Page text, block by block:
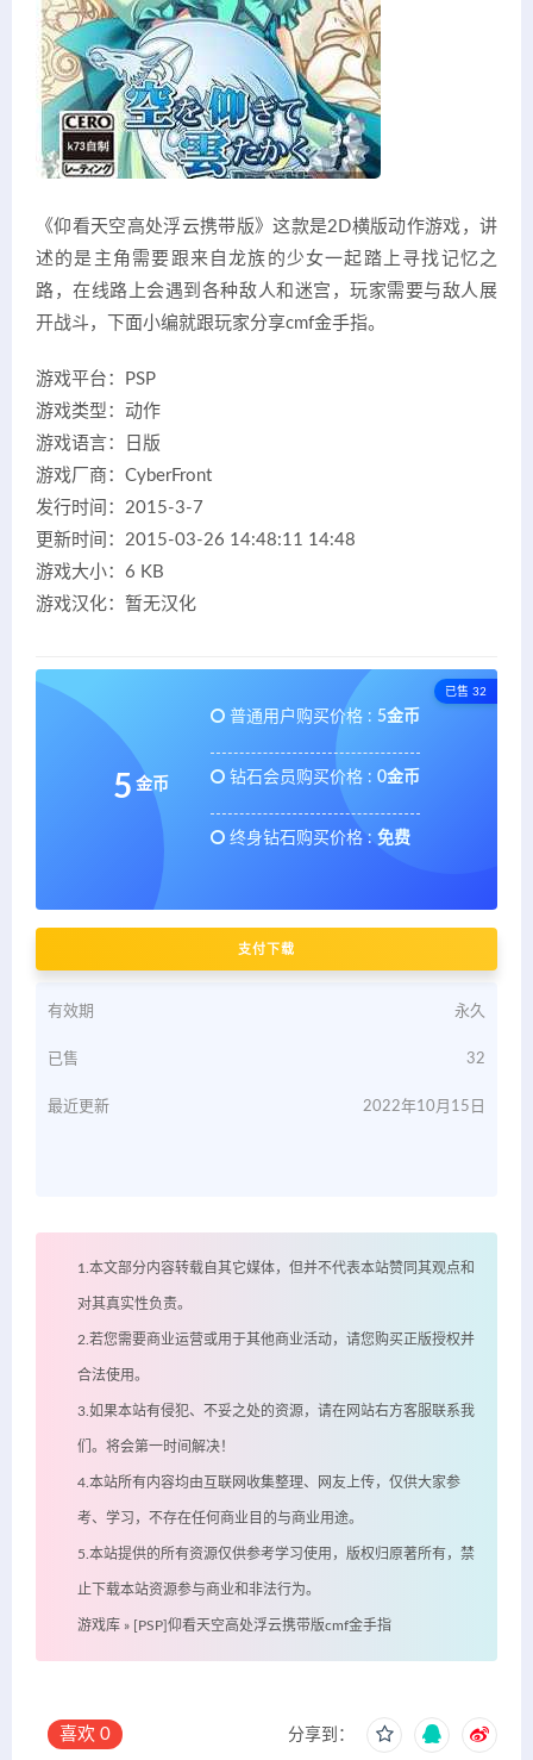
《仰看天空高处浮云携带版》这款是2D横版动作游戏，讲
述的是主角需要跟来自龙族的少女一起踏上寻找记忆之
路，在线路上会遇到各种敌人和迷宫，玩家需要与敌人展
开战斗，下面小编就跟玩家分享cmf金手指。
游戏平台：PSP
游戏类型：动作
游戏语言：日版
游戏厂商：Cyber​​Front
发行时间：2015-3-7
更新时间：2015-03-26 14:48:11 14:48
游戏大小：6 KB
游戏汉化：暂无汉化
已售 32
5 金币
普通用户购买价格 : 5金币
钻石会员购买价格 : 0金币
终身钻石购买价格 : 免费
支付下载
有效期 永久
已售 32
最近更新 2022年10月15日
1.本文部分内容转载自其它媒体，但并不代表本站赞同其观点和
对其真实性负责。
2.若您需要商业运营或用于其他商业活动，请您购买正版授权并
合法使用。
3.如果本站有侵犯、不妥之处的资源，请在网站右方客服联系我
们。将会第一时间解决！
4.本站所有内容均由互联网收集整理、网友上传，仅供大家参
考、学习，不存在任何商业目的与商业用途。
5.本站提供的所有资源仅供参考学习使用，版权归原著所有，禁
止下载本站资源参与商业和非法行为。
游戏库 » [PSP]仰看天空高处浮云携带版cmf金手指
喜欢 0 分享到：